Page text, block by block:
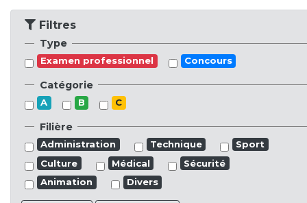
Filtres
Type
Examen professionnel Concours
Catégorie
A B C
Filière
Administration Technique
Sport
Culture
Médical
Sécurité
Animation
Divers